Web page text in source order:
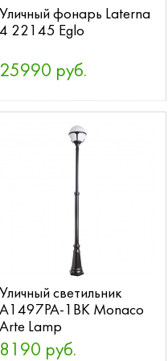
Уличный фонарь Laterna
4 22145 Eglo
25990 руб.
Уличный светильник
A1497PA-1BK Monaco
Arte Lamp
8190 руб.